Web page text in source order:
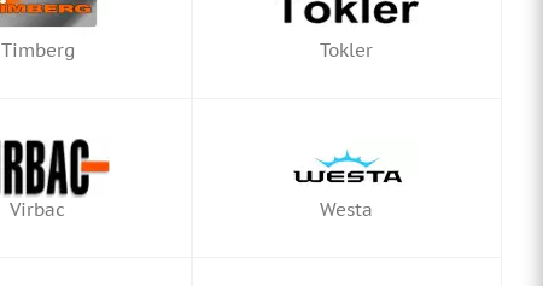
Timberg Tokler
Virbac Westa